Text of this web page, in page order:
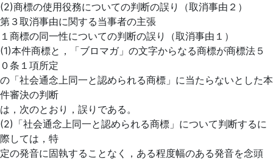
(2)商標の使用役務についての判断の誤り（取消事由２）
第３取消事由に関する当事者の主張
１商標の同一性についての判断の誤り（取消事由１）
(1)本件商標と，「ブロマガ」の文字からなる商標が商標法５
０条１項所定
の「社会通念上同一と認められる商標」に当たらないとした本
件審決の判断
は，次のとおり，誤りである。
(2)「社会通念上同一と認められる商標」について判断するに
際しては，特
定の発音に固執することなく，ある程度幅のある発音を念頭